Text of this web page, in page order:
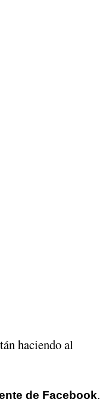
haciendo al
de Facebook,